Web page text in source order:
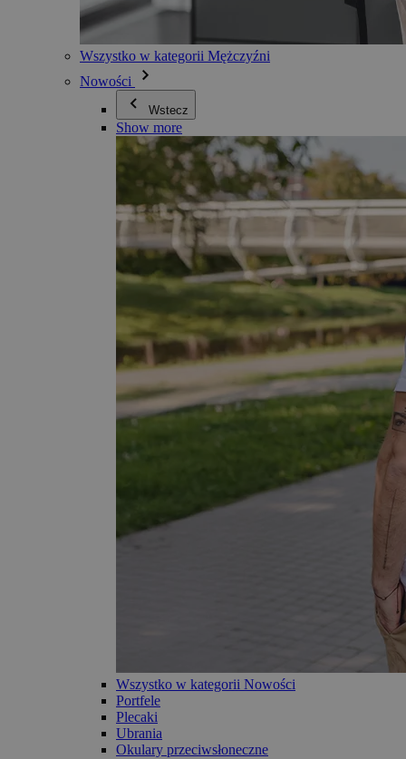
Wszystko w kategorii Mężczyźni
Nowości
Wstecz
Show more
Wszystko w kategorii Nowości
Portfele
Plecaki
Ubrania
Okulary przeciwsłoneczne